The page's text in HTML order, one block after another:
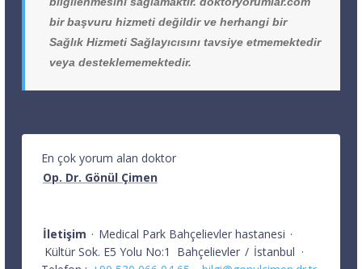
bir başvuru hizmeti değildir ve herhangi bir
Sağlık Hizmeti Sağlayıcısını tavsiye etmemektedir
veya desteklememektedir.
En çok yorum alan doktor
Op. Dr. Gönül Çimen
İletişim · Medical Park Bahçelievler hastanesi ·
Kültür Sok. E5 Yolu No:1
Bahçelievler / İstanbul ·